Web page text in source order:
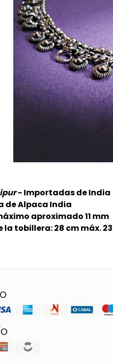
- Importadas de India
de Alpaca India
aproximado 11 mm
la tobillera: 28 cm máx.